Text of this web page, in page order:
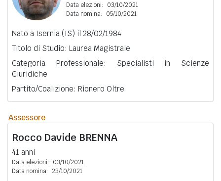
Data elezioni:
03/10/2021
Data nomina:
05/10/2021
Nato a Isernia (IS) il 28/02/1984
Titolo di Studio: Laurea Magistrale
Categoria Professionale: Specialisti in Scienze
Giuridiche
Partito/Coalizione: Rionero Oltre
Assessore
Rocco Davide BRENNA
41 anni
Data elezioni:
03/10/2021
Data nomina: 23/10/2021